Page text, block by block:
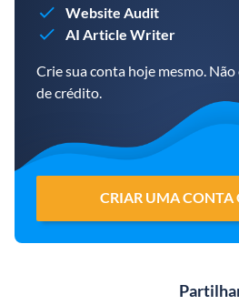
Website Audit
AI Article Writer
Crie sua conta hoje mesmo.
de crédito.
CRIAR UMA CONTA